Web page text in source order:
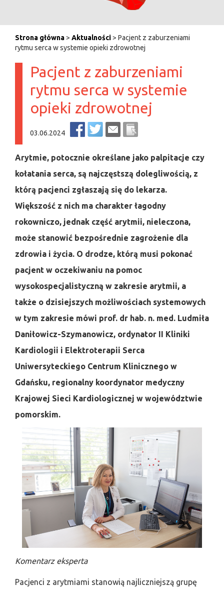
Strona główna> Aktualności> Pacjent z zaburzeniami
rytmu serca w systemie opieki zdrowotnej
Pacjent z zaburzeniami
rytmu serca w systemie
opieki zdrowotnej
03.06.2024
Arytmie, potocznie określane jako palpitacje czy
kołatania serca, są najczęstszą dolegliwością, z
którą pacjenci zgłaszają się do lekarza.
Większość z nich ma charakter łagodny
rokowniczo, jednak część arytmii, nieleczona,
może stanowić bezpośrednie zagrożenie dla
zdrowia i życia. O drodze, którą musi pokonać
pacjent w oczekiwaniu na pomoc
wysokospecjalistyczną w zakresie arytmii, a
także o dzisiejszych możliwościach systemowych
w tym zakresie mówi prof. dr hab. n. med. Ludmiła
Daniłowicz-Szymanowicz, ordynator II Kliniki
Kardiologii i Elektroterapii Serca
Uniwersyteckiego Centrum Klinicznego w
Gdańsku, regionalny koordynator medyczny
Krajowej Sieci Kardiologicznej w województwie
pomorskim.
Komentarz eksperta
Pacjenci z arytmiami stanowią najliczniejszą grupę